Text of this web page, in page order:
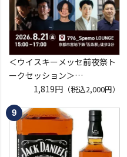
＜ウイスキーメッセ前夜祭ト
ークセッション＞
8月21日(金)15:00～17:00京都
開催
クレジットカード決済のみ
1,819円（税込2,000円）